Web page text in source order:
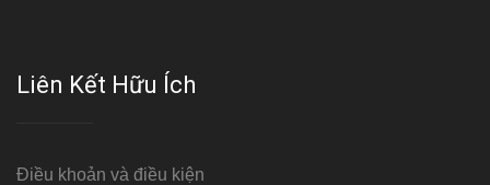
Liên Kết Hữu Ích
Điều khoản và điều kiện